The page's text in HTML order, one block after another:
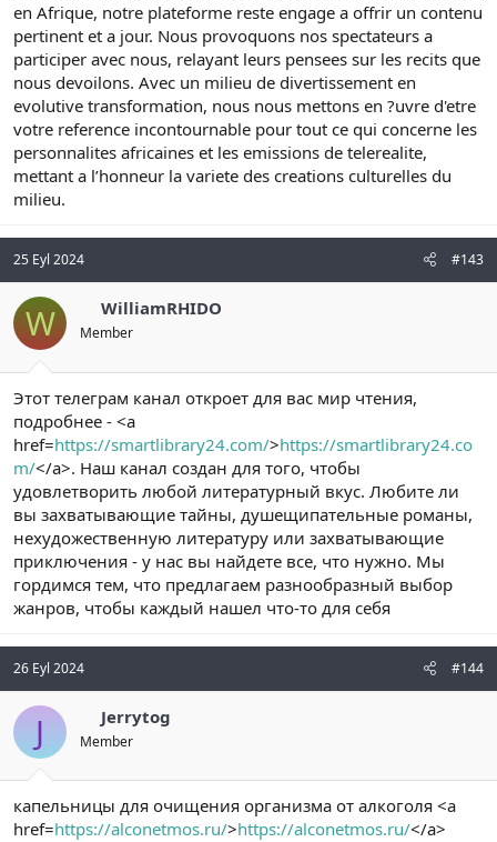
en Afrique, notre plateforme reste engage a offrir un contenu
pertinent et a jour. Nous provoquons nos spectateurs a
participer avec nous, relayant leurs pensees sur les recits que
nous devoilons. Avec un milieu de divertissement en
evolutive transformation, nous nous mettons en ?uvre d'etre
votre reference incontournable pour tout ce qui concerne les
personnalites africaines et les emissions de telerealite,
mettant a l’honneur la variete des creations culturelles du
milieu.
25 Eyl 2024 #143
W WilliamRHIDO
Member
Этот телеграм канал откроет для вас мир чтения,
подробнее - <a
href=https://smartlibrary24.com/>https://smartlibrary24.co
m/</a>. Наш канал создан для того, чтобы
удовлетворить любой литературный вкус. Любите ли
вы захватывающие тайны, душещипательные романы,
нехудожественную литературу или захватывающие
приключения - у нас вы найдете все, что нужно. Мы
гордимся тем, что предлагаем разнообразный выбор
жанров, чтобы каждый нашел что-то для себя
26 Eyl 2024 #144
J Jerrytog
Member
капельницы для очищения организма от алкоголя <a
href=https://alconetmos.ru/>https://alconetmos.ru/</a>